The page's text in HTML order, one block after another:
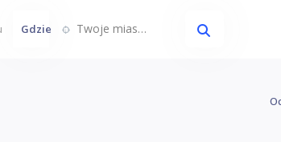
Gdzie Twoje miasto...